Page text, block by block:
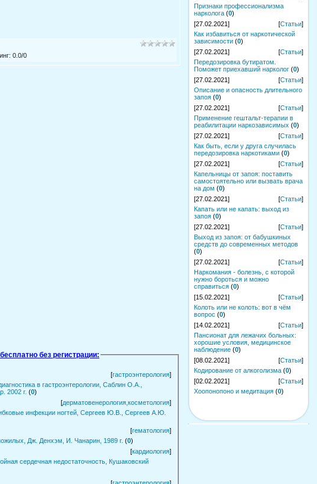
: 0.0/0
без регистрации:
[гастроэнтерология]
в гастроэнтерологии, Саблин О.А.,
2002 г. (0)
[дерматовенерология,косметология]
инфекции ногтей, Сергеев Ю.В., Сергеев А.Ю.
[гематология]
Дж. Денхэм, И. Чанарин, 1989 г. (0)
[кардиология]
сердечная недостаточность, Кушаковский
[гастроэнтерология]
Признаки профессионализма
нарколога (0)
[27.02.2021]
[Статьи]
Как избавиться от наркотической
зависимости (0)
[27.02.2021]
[Статьи]
Передозировка бутиратом.
Поможет приехавший нарколог (0)
[27.02.2021]
[Статьи]
Описание и опасность длительного
запоя (0)
[27.02.2021]
[Статьи]
Применение гештальт-терапии в
реабилитации наркозависимых (0)
[27.02.2021]
[Статьи]
Как быть, если у друга случилась
передозировка наркотиками (0)
[27.02.2021]
[Статьи]
Капельницы от запоя: поставить
самостоятельно или вызвать врача
на дом (0)
[27.02.2021]
[Статьи]
Капать или не капать: выход из
запоя (0)
[27.02.2021]
[Статьи]
Выход из запоя: от бабушкиных
средств до современных методов
(0)
[27.02.2021]
[Статьи]
Наркомания - болезнь, с которой
нужно бороться и можно
справиться (0)
[15.02.2021]
[Статьи]
Колоть или не колоть: вот в чём
вопрос (0)
[14.02.2021]
[Статьи]
Пансионат для лежачих больных:
хорошие условия, медицинское
наблюдение (0)
[08.02.2021]
[Статьи]
Кодирование от алкоголизма (0)
[02.02.2021]
[Статьи]
Хоопонопоно и медитация (0)